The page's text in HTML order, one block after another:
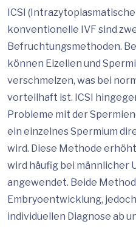
ICSI
konventionelle IVF sind
Befruchtungsmethoden.
können Eizellen und
verschmelzen, was bei
vorteilhaft ist. ICSI
Probleme mit der
ein einzelnes Spermium
wird. Diese Methode
wird häufig bei männlicher
angewendet. Beide
Embryoentwicklung,
individuellen Diagnose ab